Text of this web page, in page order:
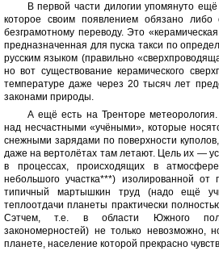
В первой части дилогии упомянуто
которое своим появлением обязано либо
безграмотному переводу. Это
предназначенная для пуска такси по
русским языком (правильно
но вот существование керамического
температуре даже через 20 тысяч лет
законами природы.
А ещё есть на Тренторе
над несчастными «учёными», которые
снежными зарядами по поверхности
даже на вертолётах там летают. Цель их —
в процессах, происходящих в
небольшого участка***) изолированной
типичный мартышкин труд (надо ещё
теплоотдачи планеты практически
Сэтчем, т.е. в области Южного
закономерностей) не только невозможно,
планете, население которой прекрасно